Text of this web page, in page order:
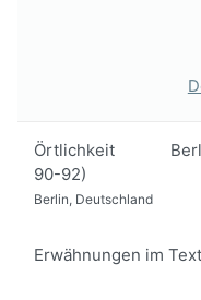
Örtlichkeit
90-92)
Berlin, Deutschland
Erwähnungen im Text